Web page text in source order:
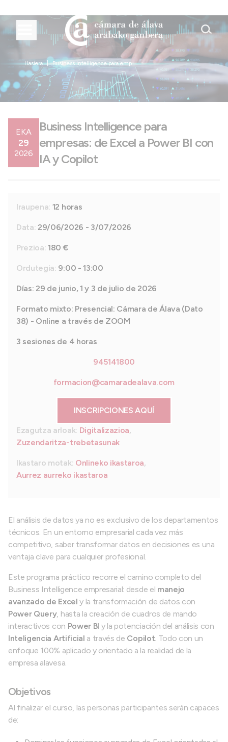
Hasiera Business Intelligence para emp...
EKA
29
2026
Business Intelligence para
empresas: de Excel a Power BI con
IA y Copilot
Iraupena: 12 horas
Data:29/06/2026 - 3/07/2026
Prezioa:180 €
Ordutegia: 9:00 - 13:00
Días: 29 de junio, 1 y 3 de julio de 2026
Formato mixto: Presencial: Cámara de Álava (Dato
38) - Online a través de ZOOM
3 sesiones de 4 horas
945141800
formacion@camaradealava.com
INSCRIPCIONES AQUÍ
Ezagutza arloak: Digitalizazioa,
Zuzendaritza-trebetasunak
Ikastaro motak: Onlineko ikastaroa,
Aurrez aurreko ikastaroa
El análisis de datos ya no es exclusivo de los departamentos
técnicos. En un entorno empresarial cada vez más
competitivo, saber transformar datos en decisiones es una
ventaja clave para cualquier profesional.
Este programa práctico recorre el camino completo del
Business Intelligence empresarial: desde el manejo
avanzado de Excely la transformación de datos con
Power Query, hasta la creación de cuadros de mando
interactivos con Power BI y la potenciación del análisis con
Inteligencia Artificial a través de Copilot. Todo con un
enfoque 100% aplicado y orientado a la realidad de la
empresa alavesa.
Objetivos
Al finalizar el curso, las personas participantes serán capaces
de: